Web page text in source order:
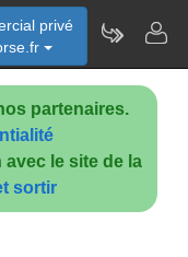
partenaires.
le site de la
sortir
privé